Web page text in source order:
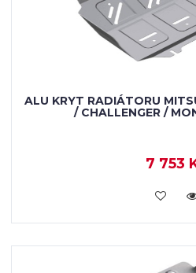
ALU KRYT RADIÁTORU
/ CHALLENGER /
7 753